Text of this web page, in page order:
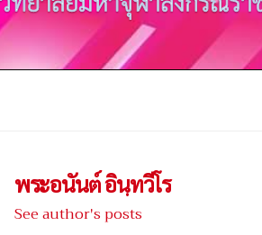
พระอนันต์ อินฺทวีโร
See author's posts